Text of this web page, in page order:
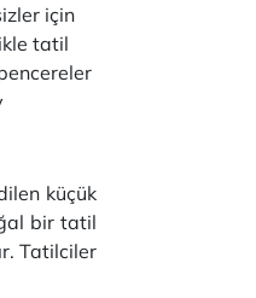
için
tatil
küçük
bir tatil
Tatilciler